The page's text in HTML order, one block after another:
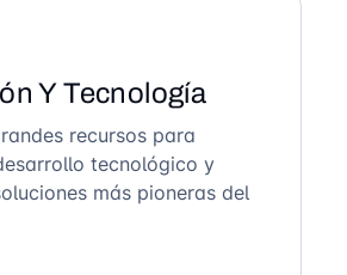
Y Tecnología
recursos para
tecnológico y
más pioneras del